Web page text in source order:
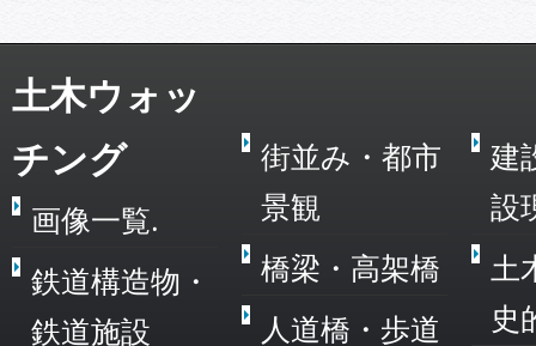
土木ウォッ
チング
画像一覧.
鉄道構造物・
鉄道施設
街並み・都市
景観
橋梁・高架橋
人道橋・歩道
建
設
土
史